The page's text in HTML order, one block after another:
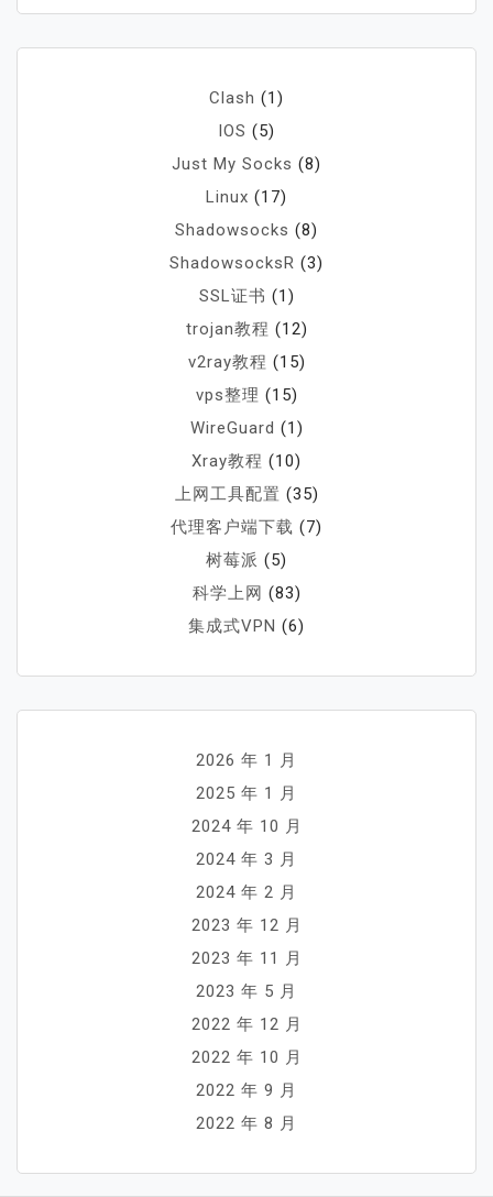
Clash (1)
IOS (5)
Just My Socks (8)
Linux (17)
Shadowsocks (8)
ShadowsocksR (3)
SSL证书 (1)
trojan教程 (12)
v2ray教程 (15)
vps整理 (15)
WireGuard (1)
Xray教程 (10)
上网工具配置 (35)
代理客户端下载 (7)
树莓派 (5)
科学上网 (83)
集成式VPN (6)
2026 年 1 月
2025 年 1 月
2024 年 10 月
2024 年 3 月
2024 年 2 月
2023 年 12 月
2023 年 11 月
2023 年 5 月
2022 年 12 月
2022 年 10 月
2022 年 9 月
2022 年 8 月